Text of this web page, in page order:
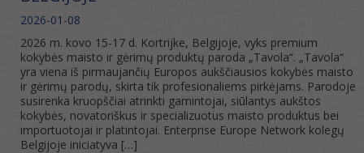
2026-01-08
2026 m. kovo 15-17 d. Kortrijke, Belgijoje, vyks premium
kokybės maisto ir gėrimų produktų paroda „Tavola“. „Tavola“
yra viena iš pirmaujančių Europos aukščiausios kokybės maisto
ir gėrimų parodų, skirta tik profesionaliems pirkėjams. Parodoje
susirenka kruopščiai atrinkti gamintojai, siūlantys aukštos
kokybės, novatoriškus ir specializuotus maisto produktus bei
importuotojai ir platintojai. Enterprise Europe Network kolegų
Belgijoje iniciatyva […]